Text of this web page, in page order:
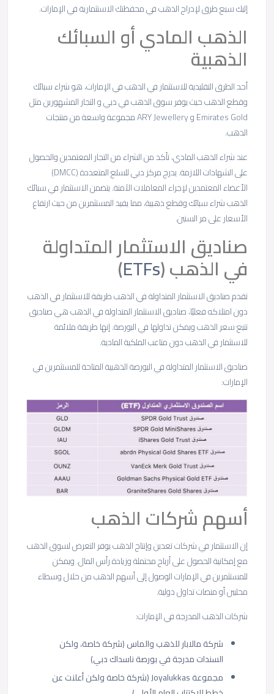
إليك سبع طرق لإدراج الذهب في محفظتك الاستثمارية في الإمارات.
الذهب المادي أو السبائك
الذهبية
أحد الطرق التقليدية للاستثمار في الذهب في الإمارات، هو شراء سبائك
وقطع الذهب حيث يوفر سوق الذهب في دبي و التجار المشهورين مثل
Emirates Gold و ARY Jewellery مجموعة واسعة من منتجات
الذهب.
عند شراء الذهب المادي، تأكد من الشراء من التجار المعتمدين والحصول
على الشهادات اللازمة. يدرج مركز دبي للسلع المتعددة (DMCC)
الأعضاء المعتمدين لإجراء المعاملات الآمنة. يتضمن الاستثمار في سبائك
الذهب شراء سبائك وقطع ذهبية، مما يفيد المستثمرين من حيث ارتفاع
الأسعار على مر السنين.
صناديق الاستثمار المتداولة
في الذهب (ETFs
)
تقدم صناديق الاستثمار المتداولة في الذهب طريقة للاستثمار في الذهب
دون امتلاكه فعليًا، صناديق الاستثمار المتداولة في الذهب هي صناديق
تتبع سعر الذهب ويمكن تداولها في البورصة. إنها طريقة ملائمة
للاستثمار في الذهب دون متاعب الملكية المادية.
صناديق الاستثمار المتداولة في البورصة الذهبية المتاحة للمستثمرين في
الإمارات:
أسهم شركات الذهب
إن الاستثمار في شركات تعدين وإنتاج الذهب يوفر التعرض لسوق الذهب
مع إمكانية الحصول على أرباح محتملة وزيادة رأس المال. ويمكن
للمستثمرين في الإمارات الوصول إلى أسهم الذهب من خلال وسطاء
محليين أو منصات تداول دولية.
شركات الذهب المدرجة في الإمارات:
شركة مالابار للذهب والماس (شركة خاصة، ولكن
السندات مدرجة في بورصة ناسداك دبي)
مجموعة Joyalukkas (شركة خاصة ولكن أعلنت عن